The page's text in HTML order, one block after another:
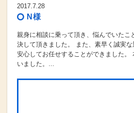
2017.7.28
N様
親身に相談に乗って頂き、悩んでいたこ
決して頂きました。 また、素早く誠実
安心してお任せすることができました。
いました。...